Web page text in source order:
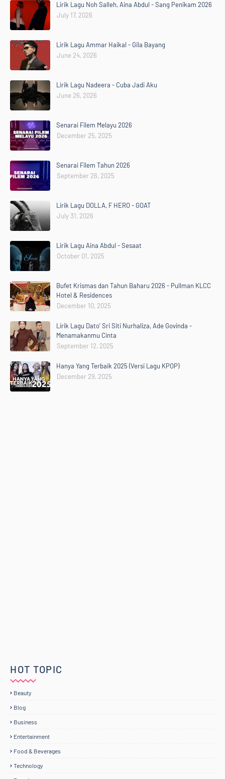
Lirik Lagu Noh Salleh, Aina Abdul - Sang Penikam 2026
July 17, 2026
Lirik Lagu Ammar Haikal - Gila Bayang
June 24, 2026
Lirik Lagu Nadeera - Cuba Jadi Aku
June 26, 2026
Senarai Filem Melayu 2026
December 25, 2025
Senarai Filem Tahun 2026
September 26, 2025
Lirik Lagu DOLLA, F HERO - GOAT
July 31, 2026
Lirik Lagu Aina Abdul - Sesaat
October 01, 2025
Bufet Krismas dan Tahun Baharu 2026 - Pullman KLCC
Hotel & Residences
December 10, 2025
Lirik Lagu Dato' Sri Siti Nurhaliza, Ade Govinda -
Menamakanmu Cinta
September 12, 2025
Hanya Yang Terbaik 2025 (Versi Lagu KPOP)
December 29, 2025
HOT TOPIC
Beauty
Blog
Business
Entertainment
Food & Beverages
Technology